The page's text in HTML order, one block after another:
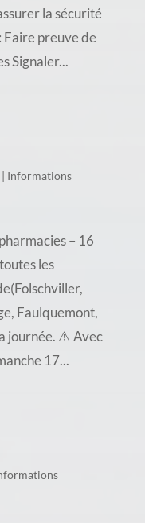
la sécurité
Faire preuve de
Signaler...
| Informations
– 16
les
Faulquemont,
journée. ⚠️ Avec
17...